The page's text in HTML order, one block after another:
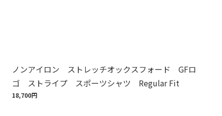
ノンアイロン ストレッチオックスフォード GFロ
ゴ ストライプ スポーツシャツ Regular Fit
18,700円